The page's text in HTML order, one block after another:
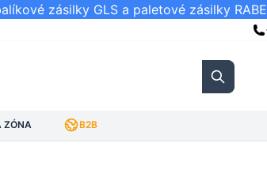
zásilky GLS a paletové zásilky
Search
ZÓNA B2B